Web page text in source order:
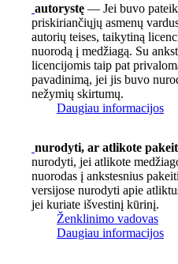
autorystę — Jei buvo
priskiriančiųjų asmenų
autorių teises, taikytiną
nuorodą į medžiagą. Su
licencijomis taip pat
pavadinimą, jei jis buvo
nežymių skirtumų.
Daugiau informacijos
nurodyti, ar atlikote
nurodyti, jei atlikote
nuorodas į ankstesnius
versijose nurodyti apie
jei kuriate išvestinį kūrinį.
Ženklinimo vadovas
Daugiau informacijos